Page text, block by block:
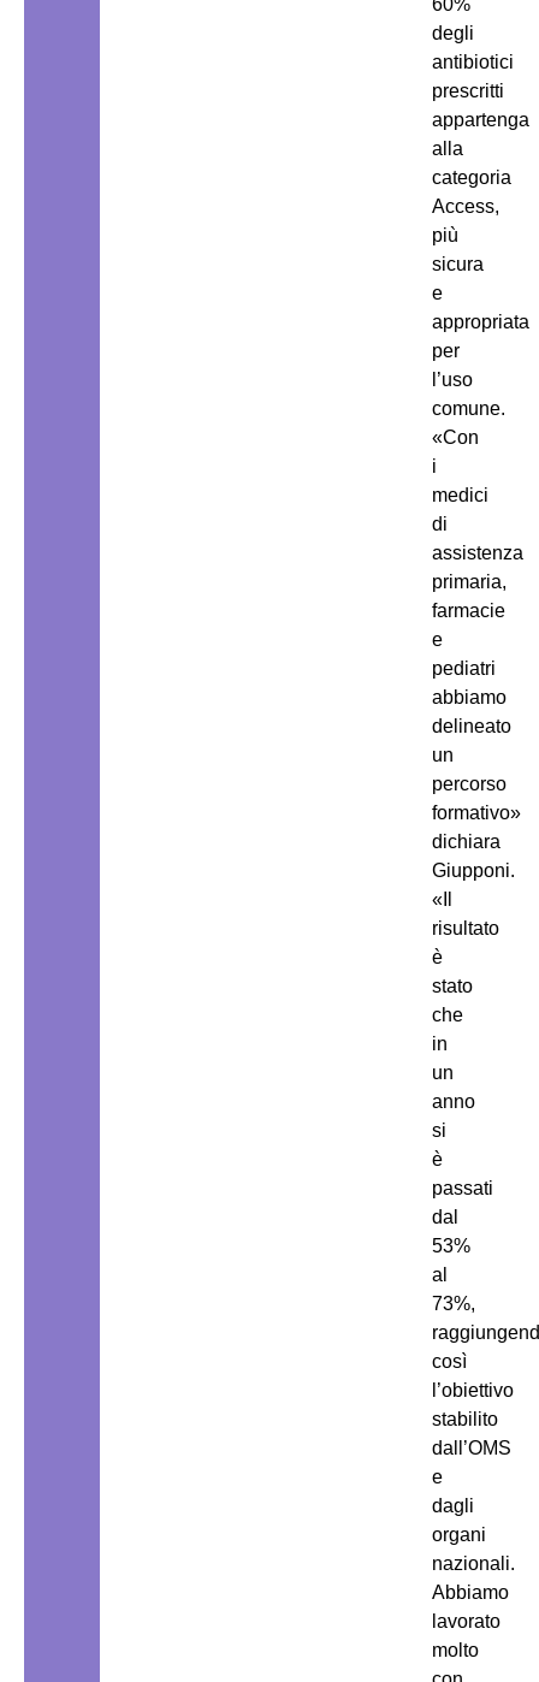
60%
degli
antibiotici
prescritti
appartenga
alla
categoria
Access,
più
sicura
e
appropriata
per
l’uso
comune.
«Con
i
medici
di
assistenza
primaria,
farmacie
e
pediatri
abbiamo
delineato
un
percorso
formativo»
dichiara
Giupponi.
«Il
risultato
è
stato
che
in
un
anno
si
è
passati
dal
53%
al
73%,
così
l’obiettivo
stabilito
dall’OMS
e
dagli
organi
nazionali.
Abbiamo
lavorato
molto